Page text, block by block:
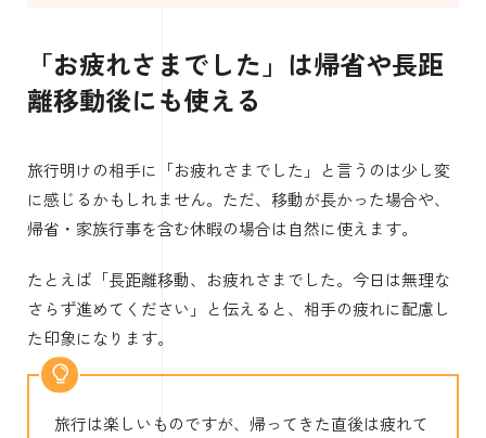
「お疲れさまでした」は帰省や長距
離移動後にも使える
旅行明けの相手に「お疲れさまでした」と言うのは少し変
に感じるかもしれません。ただ、移動が長かった場合や、
帰省・家族行事を含む休暇の場合は自然に使えます。
たとえば「長距離移動、お疲れさまでした。今日は無理な
さらず進めてください」と伝えると、相手の疲れに配慮し
た印象になります。
旅行は楽しいものですが、帰ってきた直後は疲れて